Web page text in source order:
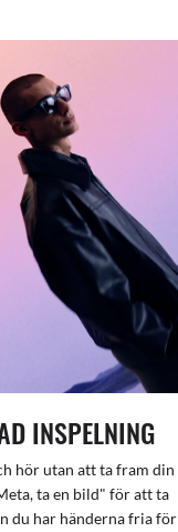
INSPELNING
hör utan att ta fram din
ta en bild" för att ta
du har händerna fria för